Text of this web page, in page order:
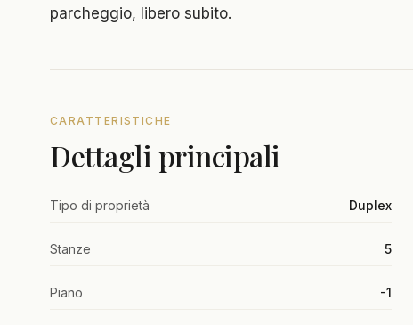
parcheggio, libero subito.
CARATTERISTICHE
Dettagli principali
Tipo di proprietà Duplex
Stanze 5
Piano -1